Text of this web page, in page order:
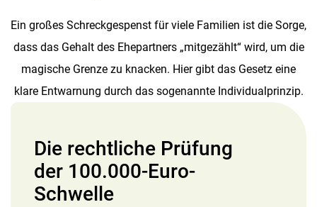
Ein großes Schreckgespenst für viele Familien ist die Sorge,
dass das Gehalt des Ehepartners „mitgezählt“ wird, um die
magische Grenze zu knacken. Hier gibt das Gesetz eine
klare Entwarnung durch das sogenannte Individualprinzip.
Die rechtliche Prüfung
der 100.000-Euro-
Schwelle